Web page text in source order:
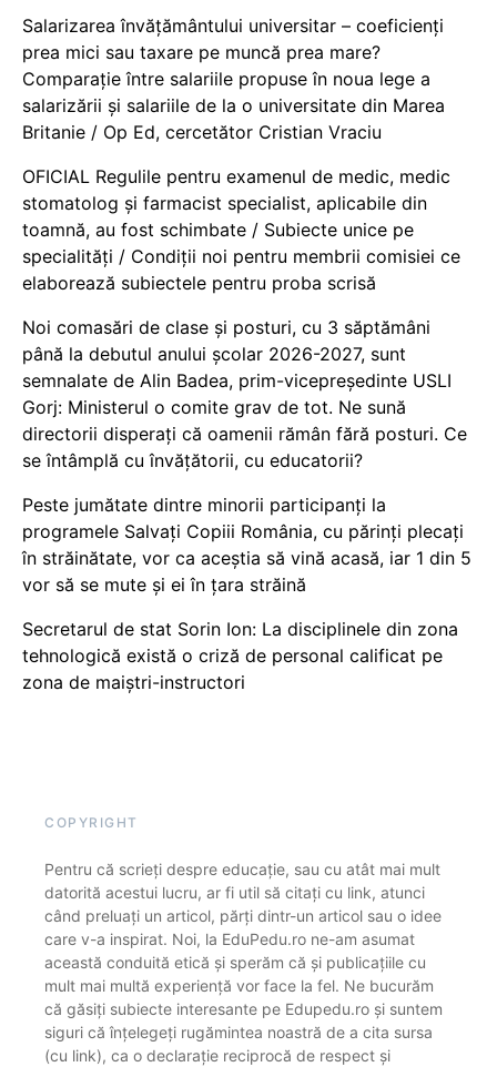
Salarizarea învățământului universitar – coeficienți
prea mici sau taxare pe muncă prea mare?
Comparație între salariile propuse în noua lege a
salarizării și salariile de la o universitate din Marea
Britanie / Op Ed, cercetător Cristian Vraciu
OFICIAL Regulile pentru examenul de medic, medic
stomatolog și farmacist specialist, aplicabile din
toamnă, au fost schimbate / Subiecte unice pe
specialități / Condiții noi pentru membrii comisiei ce
elaborează subiectele pentru proba scrisă
Noi comasări de clase și posturi, cu 3 săptămâni
până la debutul anului școlar 2026-2027, sunt
semnalate de Alin Badea, prim-vicepreședinte USLI
Gorj: Ministerul o comite grav de tot. Ne sună
directorii disperați că oamenii rămân fără posturi. Ce
se întâmplă cu învățătorii, cu educatorii?
Peste jumătate dintre minorii participanți la
programele Salvați Copiii România, cu părinți plecați
în străinătate, vor ca aceștia să vină acasă, iar 1 din 5
vor să se mute și ei în țara străină
Secretarul de stat Sorin Ion: La disciplinele din zona
tehnologică există o criză de personal calificat pe
zona de maiștri-instructori
COPYRIGHT
Pentru că scrieți despre educație, sau cu atât mai mult
datorită acestui lucru, ar fi util să citați cu link, atunci
când preluați un articol, părți dintr-un articol sau o idee
care v-a inspirat. Noi, la EduPedu.ro ne-am asumat
această conduită etică și sperăm că și publicațiile cu
mult mai multă experiență vor face la fel. Ne bucurăm
că găsiți subiecte interesante pe Edupedu.ro și suntem
siguri că înțelegeți rugămintea noastră de a cita sursa
(cu link), ca o declarație reciprocă de respect și